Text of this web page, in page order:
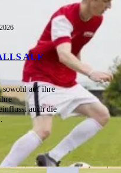
AUF K
auf ihre
auch die